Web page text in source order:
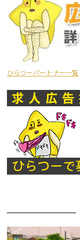
ひらつーパートナー一覧